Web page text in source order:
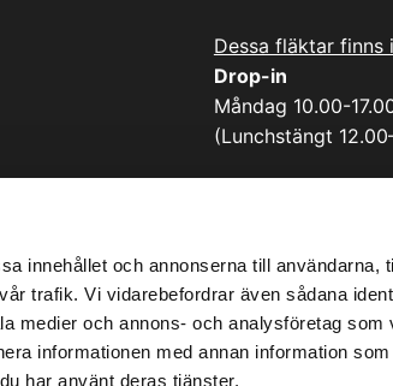
innehållet och annonserna till användarna,
trafik. Vi vidarebefordrar även sådana
medier och annons- och analysföretag som
informationen med annan information
har använt deras tjänster.
Dessa fläktar finns
Drop-in
Måndag 10.00-
(Lunchstängt
131 55 Nacka